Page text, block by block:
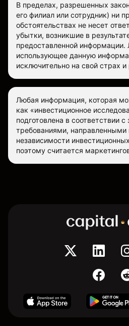
В пределах, разрешенных
его филиал или сотрудник) ни
обстоятельствах не несет
убытки, возникшие в
предоставленной информации.
использующее данную
исключительно на свой страх и
Любая информация, которая
как «инвестиционное
подготовлена в соответствии
требованиями, направленными
независимости
поэтому считается